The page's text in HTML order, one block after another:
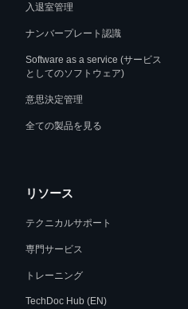
入退室管理
ナンバープレート認識
Software as a service (サービス
としてのソフトウェア)
意思決定管理
全ての製品を見る
リソース
テクニカルサポート
専門サービス
トレーニング
TechDoc Hub (EN)